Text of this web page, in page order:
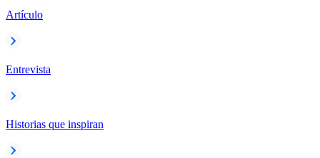
Artículo
Entrevista
Historias que inspiran